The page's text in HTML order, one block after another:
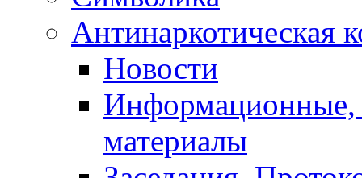
Антинаркотическая
Новости
Информационные,
материалы